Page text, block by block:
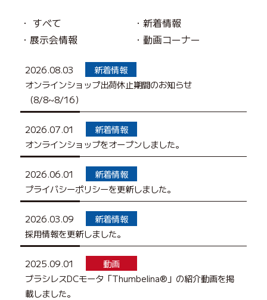
すべて
新着情報
展示会情報
動画コーナー
2026.08.03
新着情報
オンラインショップ出荷休止期間のお知らせ
（8/8~8/16）
2026.07.01
新着情報
オンラインショップをオープンしました。
2026.06.01
新着情報
プライバシーポリシーを更新しました。
2026.03.09
新着情報
採用情報を更新しました。
2025.09.01
動画
ブラシレスDCモータ「Thumbelina®」の紹介動画を掲
載しました。